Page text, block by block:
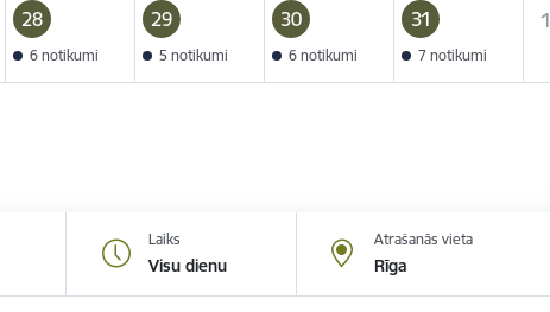
28
6 notikumi
29
5 notikumi
30
6 notikumi
31
7 notikumi
1
Laiks
Visu dienu
Atrašanās vieta
Rīga